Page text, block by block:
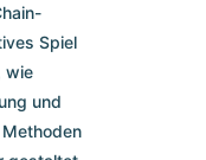
Spiel
wie
und